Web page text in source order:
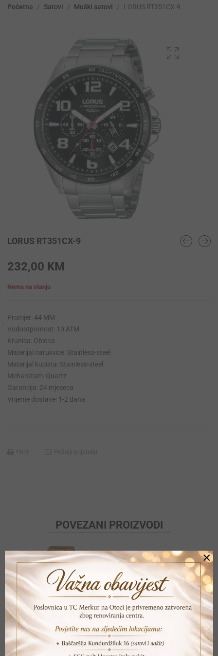
Početna / Satovi / Muški satovi / LORUS RT351CX-9
LORUS RT351CX-9
232,00 KM
Nema na stanju
Promjer: 44 MM
Vodootpornost: 10 ATM
Krunica: Obicna
Materijal narukvice: Stainless-steel
Materijal kucista: Stainless-steel
Mehanizam: Quartz
Garancija: 24 mjeseca
Vrijeme dostave: 1-2 dana
POVEZANI PROIZVODI
×